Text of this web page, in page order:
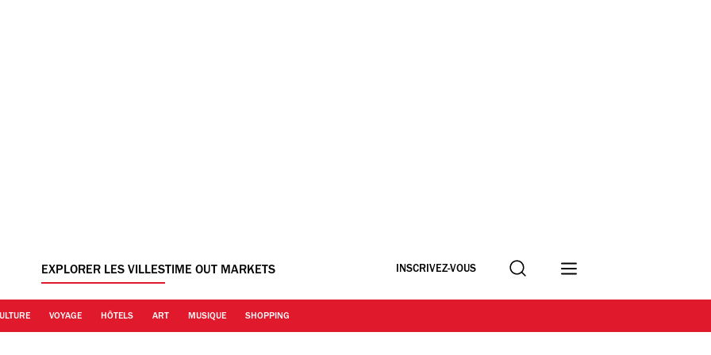
EXPLORER LES VILLESTIME OUT MARKETS INSCRIVEZ-VOUS Recherche
VOYAGE HÔTELS ART MUSIQUE SHOPPING